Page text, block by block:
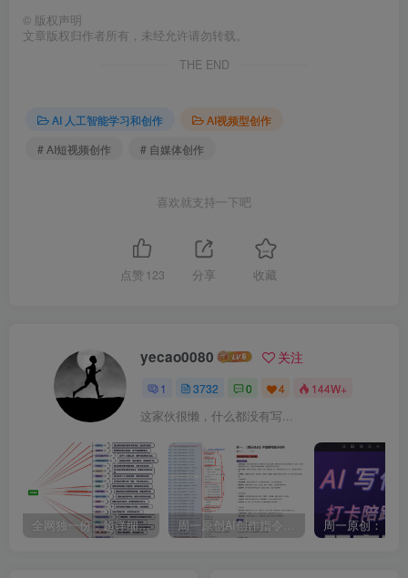
© 版权声明
文章版权归作者所有，未经允许请勿转载。
THE END
AI 人工智能学习和创作
AI视频型创作
# AI短视频创作
# 自媒体创作
喜欢就支持一下吧
点赞 123 分享 收藏
yecao0080 关注
1 3732 0 4 144W+
这家伙很懒，什么都没有写...
全网独一份：超详细的40+个自媒体赛道领域解析手册，让你的内容创作不再局限！ 周一原创AI创作指令词：30+个领域赛道的创作提示词集合